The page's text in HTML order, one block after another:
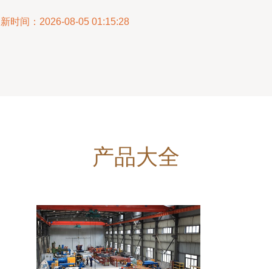
时间：2026-08-05 01:15:28
产品大全